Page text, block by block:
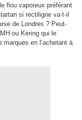
flou vaporeux préférant
si rectiligne va-t-il
de Londres ? Peut-
ou Kering qui le
marques en l’achetant à